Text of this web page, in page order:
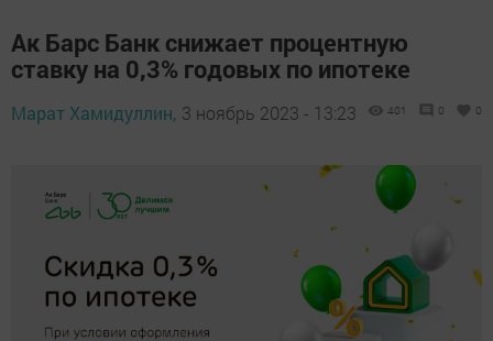
Ак Барс Банк снижает процентную
ставку на 0,3% годовых по ипотеке
Марат Хамидуллин, 3 ноябрь 2023 - 13:23 401 0 0